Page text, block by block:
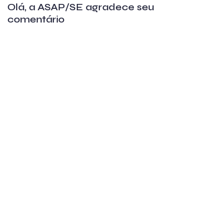
Olá, a ASAP/SE agradece seu
comentário